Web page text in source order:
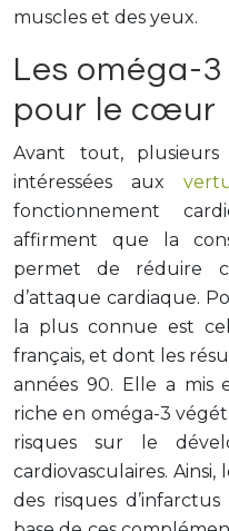
muscles et des yeux.
Les oméga-
pour le cœur
Avant tout, plusieurs
intéressées aux
fonctionnement
affirment que la
permet de réduire
d’attaque cardiaque.
la plus connue est
français, et dont les
années 90. Elle a mis
riche en oméga-3
risques sur le
cardiovasculaires.
des risques